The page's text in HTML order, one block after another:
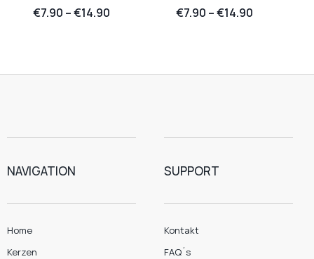
€7.90 –€14.90
€7.90 –€14.90
NAVIGATION
Home
Kerzen
SUPPORT
Kontakt
FAQ´s